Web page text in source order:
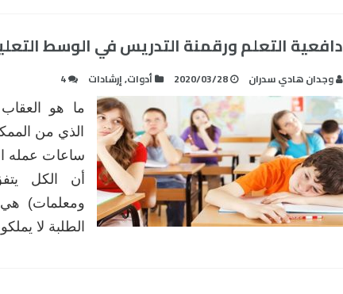
دافعية التعلم ورقمنة التدريس في الوسط
وجدان هادي سدران 2020/03/28 أدوات,إرشادات 4
ما هو العقاب
الذي من
ساعات عمله
أن الكل
ومعلمات)
الطلبة لا